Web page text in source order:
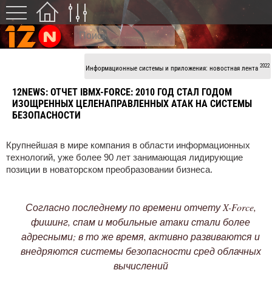
Информационные системы и приложения: новостная лента 2022
12NEWS: ОТЧЕТ IBMX-FORCE: 2010 ГОД СТАЛ ГОДОМ
ИЗОЩРЕННЫХ ЦЕЛЕНАПРАВЛЕННЫХ АТАК НА СИСТЕМЫ
БЕЗОПАСНОСТИ
Крупнейшая в мире компания в области информационных
технологий, уже более 90 лет занимающая лидирующие
позиции в новаторском преобразовании бизнеса.
Согласно последнему по времени отчетуX-Force,
фишинг, спам и мобильные атаки стали более
адресными; в то же время, активно развиваются и
внедряются системы безопасности сред облачных
вычислений